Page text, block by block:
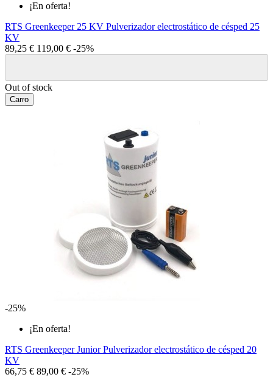
¡En oferta!
RTS Greenkeeper 25 KV Pulverizador electrostático de césped 25
KV
89,25 € 119,00 € -25%
Out of stock
Carro
-25%
¡En oferta!
RTS Greenkeeper Junior Pulverizador electrostático de césped 20
KV
66,75 € 89,00 € -25%